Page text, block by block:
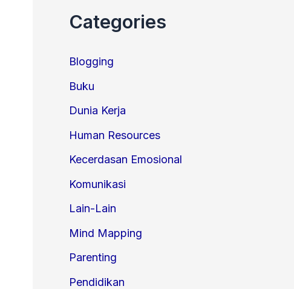
Categories
Blogging
Buku
Dunia Kerja
Human Resources
Kecerdasan Emosional
Komunikasi
Lain-Lain
Mind Mapping
Parenting
Pendidikan